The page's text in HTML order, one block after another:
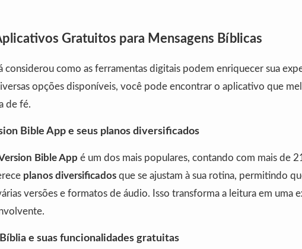
Gratuitos para Mensagens Bíblicas
considerou como as ferramentas digitais podem enriquecer sua
opções disponíveis, você pode encontrar o aplicativo que
de fé.
Bible App e seus planos diversificados
Bible App é um dos mais populares, contando com mais de
planos diversificados que se ajustam à sua rotina, permitindo
versões e formatos de áudio. Isso transforma a leitura em uma
e suas funcionalidades gratuitas